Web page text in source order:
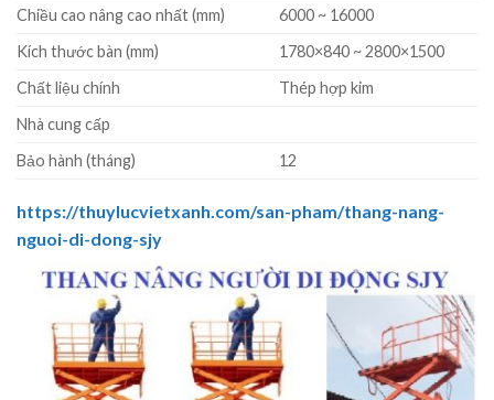
Chiều cao nâng cao nhất (mm)
6000 ~ 16000
Kích thước bàn (mm)
1780×840 ~ 2800×1500
Chất liệu chính
Thép hợp kim
Nhà cung cấp
Bảo hành (tháng)
12
https://thuylucvietxanh.com/san-pham/thang-nang-
nguoi-di-dong-sjy